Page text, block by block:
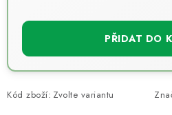
PŘIDAT DO
Kód zboží: Zvolte variantu